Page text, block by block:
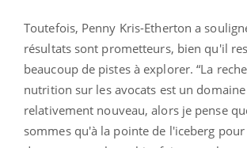
Toutefois, Penny Kris-Etherton a
résultats sont prometteurs, bien qu'il
beaucoup de pistes à explorer. “La
nutrition sur les avocats est un
relativement nouveau, alors je pense
sommes qu'à la pointe de l'iceberg